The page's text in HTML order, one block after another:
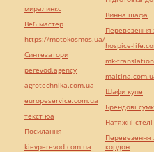
миралинкс
Веб мастер
https://motokosmos.ua/
Синтезатори
perevod.agency
agrotechnika.com.ua
europeservice.com.ua
текст юа
Посилання
kievperevod.com.ua
Винна шафа
Перевезення
hospice-
mk-
Шафи купе
Брендові
Натяжні
Перевезення
кордон